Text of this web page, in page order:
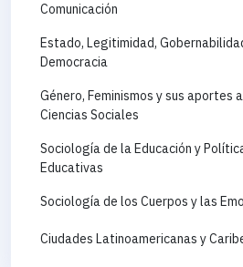
Comunicación
Estado, Legitimidad,
Democracia
Género, Feminismos y sus aportes
Ciencias Sociales
Sociología de la Educación y
Educativas
Sociología de los Cuerpos y las
Ciudades Latinoamericanas y